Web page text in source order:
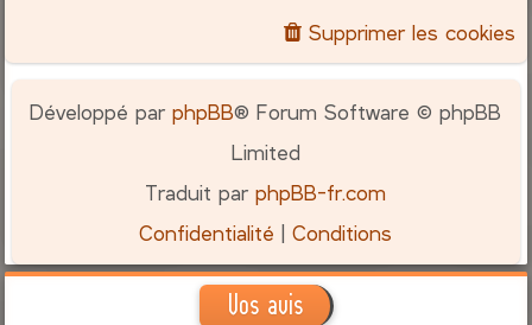
Supprimer les cookies
Développé parphpBB® Forum Software © phpBB
Limited
Traduit parphpBB-fr.com
Confidentialité |Conditions
Vos avis